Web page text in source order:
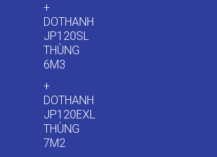
+
DOTHANH
JP120SL
THÙNG
6M3
+
DOTHANH
JP120EXL
THÙNG
7M2